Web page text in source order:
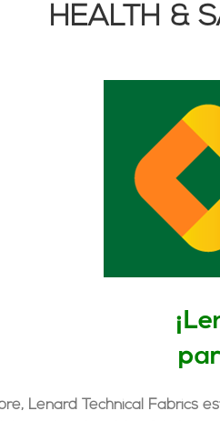
HEALTH &
Lenard Technical Fabrics